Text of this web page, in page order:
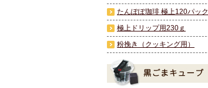
たんぽぽ珈琲 極上120パック
極上ドリップ用230ｇ
粉挽き（クッキング用）